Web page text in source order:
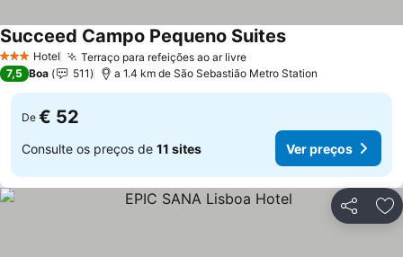
3 EstrelasHotel Terraço para refeições ao ar livreVer preços
Succeed Campo Pequeno SuitesVer preços
7,5 Boa 511 a 1.4 km de São Sebastião Metro Station
De € 52
Consulte os preços de 11 sites Ver preços
Partilhar